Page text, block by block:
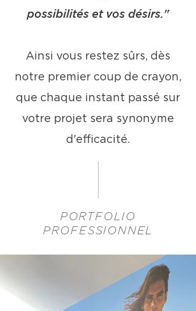
possibilités et vos désirs."
Ainsi vous restez sûrs, dès
notre premier coup de crayon,
que chaque instant passé sur
votre projet sera synonyme
d'efficacité.
PORTFOLIO
PROFESSIONNEL